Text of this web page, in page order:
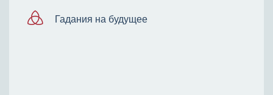
Гадания на будущее